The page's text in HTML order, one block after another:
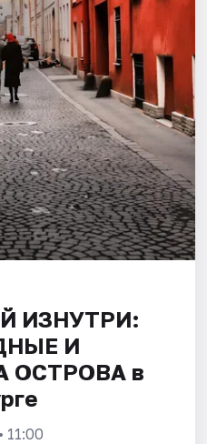
ИЗНУТРИ:
И
ОСТРОВА в
11:00